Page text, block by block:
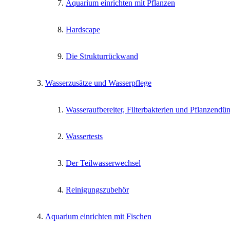
Aquarium einrichten mit Pflanzen
Hardscape
Die Strukturrückwand
Wasserzusätze und Wasserpflege
Wasseraufbereiter, Filterbakterien und
Wassertests
Der Teilwasserwechsel
Reinigungszubehör
Aquarium einrichten mit Fischen